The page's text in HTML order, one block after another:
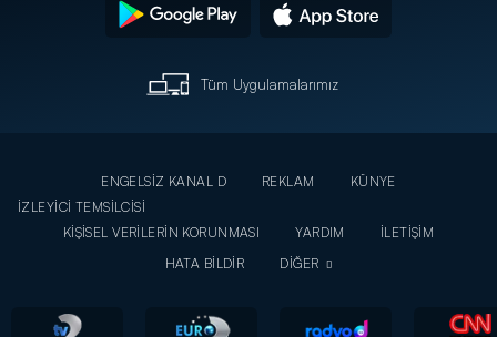
Tüm Uygulamalarımız
ENGELSİZ KANAL D REKLAM
KÜNYE
İZLEYİCİ TEMSİLCİSİ
KİŞİSEL VERİLERİN KORUNMASI
YARDIM
İLETİŞİM
HATA BİLDİR
DİĞER